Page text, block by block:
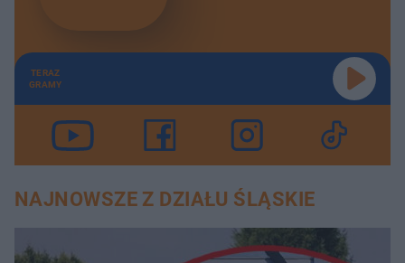
TERAZ
GRAMY
NAJNOWSZE Z DZIAŁU ŚLĄSKIE